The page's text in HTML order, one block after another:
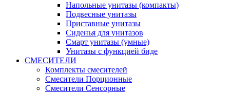
Напольные унитазы (компакты)
Подвесные унитазы
Приставные унитазы
Сиденья для унитазов
Смарт унитазы (умные)
Унитазы с функцией биде
СМЕСИТЕЛИ
Комплекты смесителей
Смесители Порционные
Смесители Сенсорные